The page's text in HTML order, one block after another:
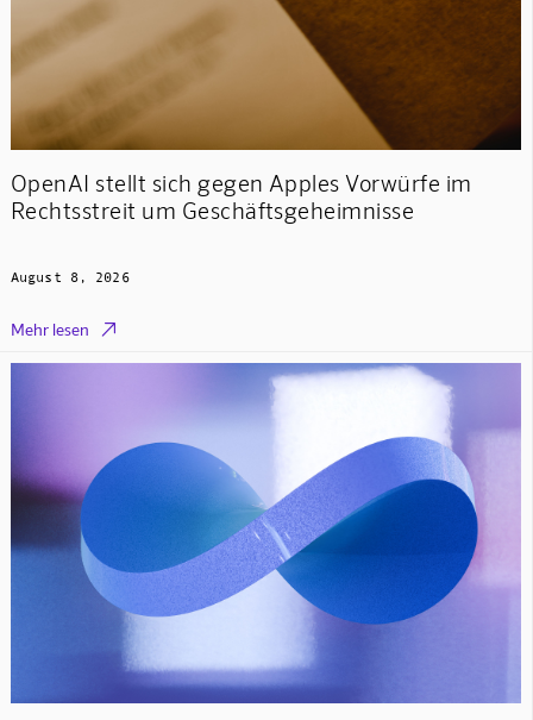
OpenAI stellt sich gegen Apples Vorwürfe im
Rechtsstreit um Geschäftsgeheimnisse
August 8, 2026
Mehr lesen 